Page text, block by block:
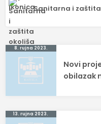
Sanitarna i
Navigacija
objava
8. rujna 2023.
Novi
obilazak
13. rujna 2023.